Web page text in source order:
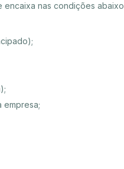
encaixa nas condições abaixo
empresa;